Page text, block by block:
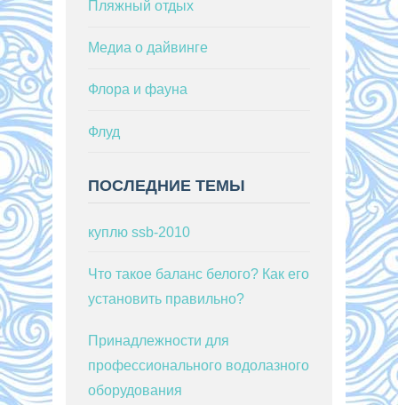
Пляжный отдых
Медиа о дайвинге
Флора и фауна
Флуд
ПОСЛЕДНИЕ ТЕМЫ
куплю ssb-2010
Что такое баланс белого? Как его
установить правильно?
Принадлежности для
профессионального водолазного
оборудования